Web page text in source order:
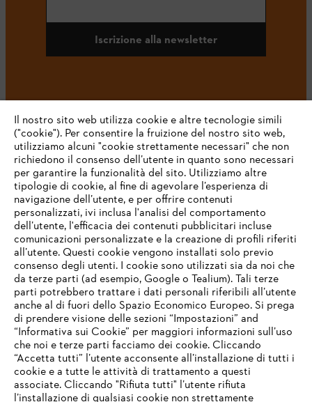
Iscrizione alla newsletter
#STIHL
L’azienda
STIHL FAQ
Service
IHR BROWSER WIRD NICHT
UNTERSTÜTZT
Il nostro sito web utilizza cookie e altre tecnologie simili
("cookie"). Per consentire la fruizione del nostro sito web,
utilizziamo alcuni "cookie strettamente necessari" che non
richiedono il consenso dell’utente in quanto sono necessari
per garantire la funzionalità del sito. Utilizziamo altre
tipologie di cookie, al fine di agevolare l’esperienza di
navigazione dell’utente, e per offrire contenuti
personalizzati, ivi inclusa l'analisi del comportamento
dell’utente, l'efficacia dei contenuti pubblicitari incluse
comunicazioni personalizzate e la creazione di profili riferiti
all’utente. Questi cookie vengono installati solo previo
consenso degli utenti. I cookie sono utilizzati sia da noi che
da terze parti (ad esempio, Google o Tealium). Tali terze
parti potrebbero trattare i dati personali riferibili all’utente
anche al di fuori dello Spazio Economico Europeo. Si prega
di prendere visione delle sezioni “Impostazioni” and
“Informativa sui Cookie” per maggiori informazioni sull’uso
che noi e terze parti facciamo dei cookie. Cliccando
“Accetta tutti” l’utente acconsente all’installazione di tutti i
cookie e a tutte le attività di trattamento a questi
associate. Cliccando "Rifiuta tutti" l’utente rifiuta
l’installazione di qualsiasi cookie non strettamente